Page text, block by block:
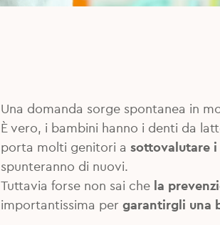
Una domanda sorge spontanea in
È vero, i bambini hanno i denti da
porta molti genitori a sottovalutare i
spunteranno di nuovi.
Tuttavia forse non sai che la
importantissima per garantirgli una